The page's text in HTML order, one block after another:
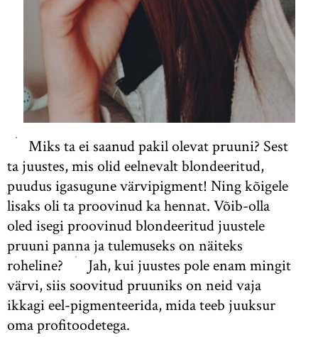
Miks ta ei saanud pakil olevat pruuni? Sest
ta juustes, mis olid eelnevalt blondeeritud,
puudus igasugune värvipigment! Ning kõigele
lisaks oli ta proovinud ka hennat. Võib-olla
oled isegi proovinud blondeeritud juustele
pruuni panna ja tulemuseks on näiteks
roheline?
Jah, kui juustes pole enam mingit
värvi, siis soovitud pruuniks on neid vaja
ikkagi eel-pigmenteerida, mida teeb juuksur
oma profitoodetega.